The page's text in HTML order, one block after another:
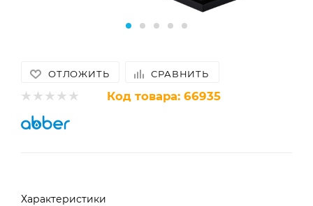
ОТЛОЖИТЬ СРАВНИТЬ
Код товара: 66935
Характеристики